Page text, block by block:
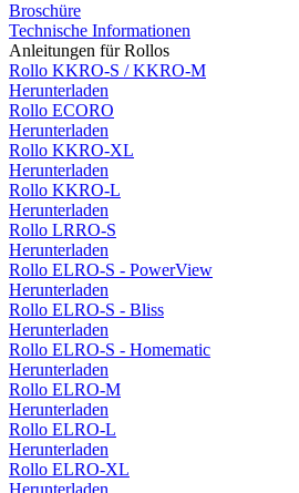
Broschüre
Technische Informationen
Anleitungen fürRollos
Rollo KKRO-S / KKRO-M
Herunterladen
Rollo ECORO
Herunterladen
Rollo KKRO-XL
Herunterladen
Rollo KKRO-L
Herunterladen
Rollo LRRO-S
Herunterladen
Rollo ELRO-S - PowerView
Herunterladen
Rollo ELRO-S - Bliss
Herunterladen
Rollo ELRO-S - Homematic
Herunterladen
Rollo ELRO-M
Herunterladen
Rollo ELRO-L
Herunterladen
Rollo ELRO-XL